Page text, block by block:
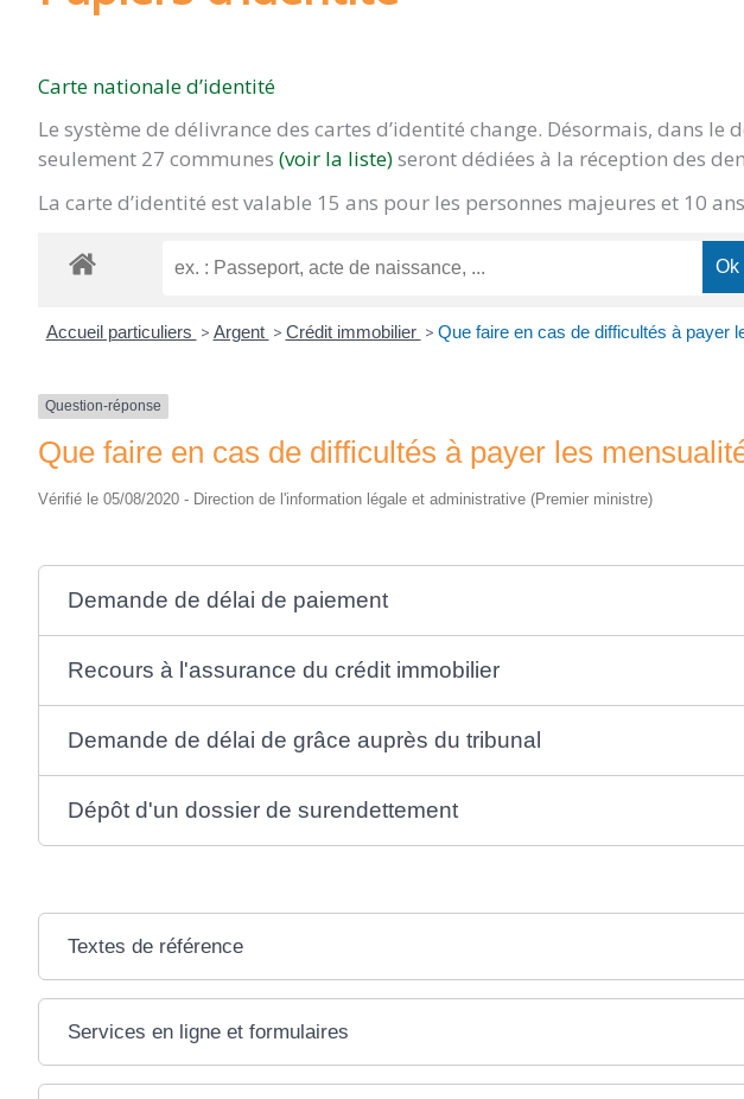
Carte nationale d’identité
Le système de délivrance des cartes d’identité change. Désormais, dans
seulement 27 communes (voir la liste)seront dédiées à la réception des
La carte d’identité est valable 15 ans pour les personnes majeures et 10
Accueil particuliers > Argent > Crédit immobilier > Que faire en cas de difficultés à payer
Question-réponse
Que faire en cas de difficultés à payer les
Vérifié le 05/08/2020 - Direction de l'information légale et administrative (Premier ministre)
Demande de délai de paiement
Recours à l'assurance du crédit immobilier
Demande de délai de grâce auprès du tribunal
Dépôt d'un dossier de surendettement
Textes de référence
Services en ligne et formulaires